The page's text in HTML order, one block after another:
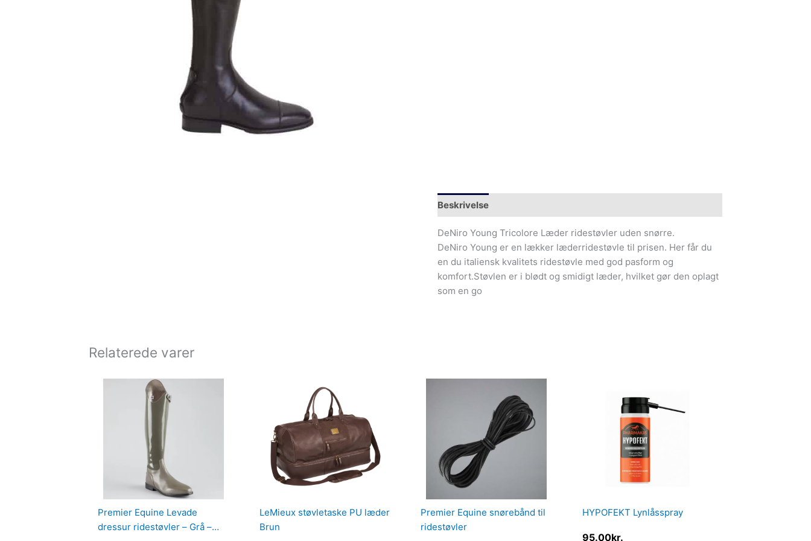
Beskrivelse
DeNiro Young Tricolore Læder ridestøvler uden snørre.
DeNiro Young er en lækker læderridestøvle til prisen. Her får du
en du italiensk kvalitets ridestøvle med god pasform og
komfort.Støvlen er i blødt og smidigt læder, hvilket gør den oplagt
som en go
Relaterede varer
Premier Equine Levade
dressur ridestøvler – Grå –
LeMieux støvletaske PU læder
Brun
Premier Equine snørebånd til
ridestøvler
HYPOFEKT Lynlåsspray
95.00kr.